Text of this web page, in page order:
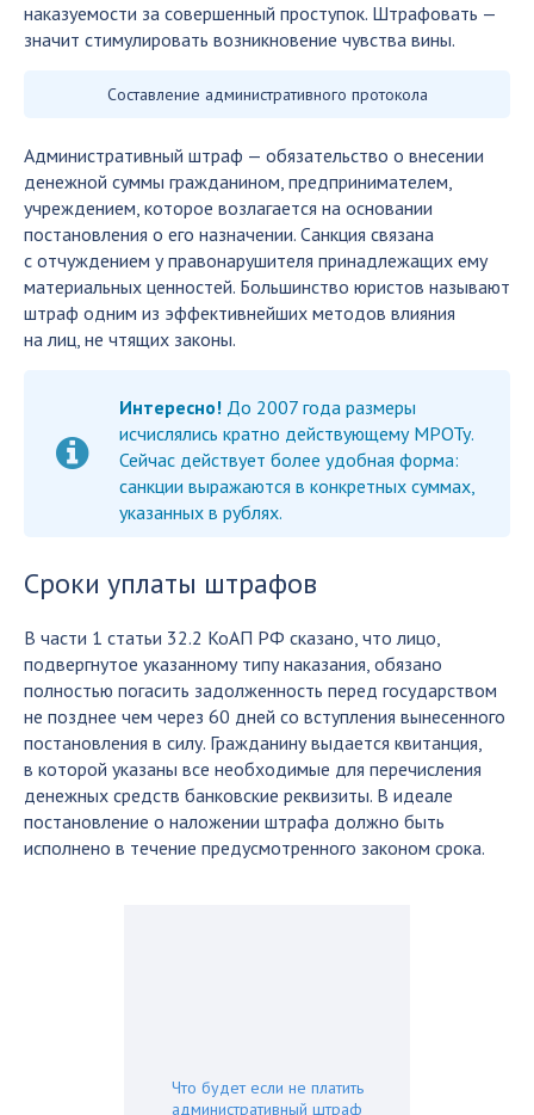
наказуемости за совершенный проступок. Штрафовать —
значит стимулировать возникновение чувства вины.
Составление административного протокола
Административный штраф — обязательство о внесении
денежной суммы гражданином, предпринимателем,
учреждением, которое возлагается на основании
постановления о его назначении. Санкция связана
с отчуждением у правонарушителя принадлежащих ему
материальных ценностей. Большинство юристов называют
штраф одним из эффективнейших методов влияния
на лиц, не чтящих законы.
Интересно! До 2007 года размеры
исчислялись кратно действующему МРОТу.
Сейчас действует более удобная форма:
санкции выражаются в конкретных суммах,
указанных в рублях.
Сроки уплаты штрафов
В части 1 статьи 32.2 КоАП РФ сказано, что лицо,
подвергнутое указанному типу наказания, обязано
полностью погасить задолженность перед государством
не позднее чем через 60 дней со вступления вынесенного
постановления в силу. Гражданину выдается квитанция,
в которой указаны все необходимые для перечисления
денежных средств банковские реквизиты. В идеале
постановление о наложении штрафа должно быть
исполнено в течение предусмотренного законом срока.
Что будет если не платить
административный штраф